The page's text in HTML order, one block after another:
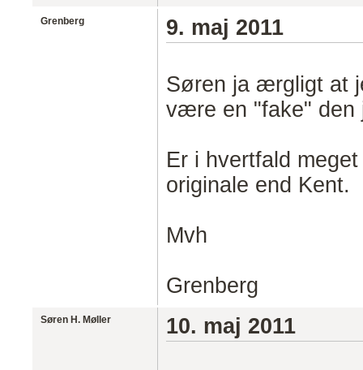
Grenberg 9. maj 2011
Søren ja ærgligt at
være en "fake" den
Er i hvertfald
originale end Kent.
Mvh
Grenberg
Søren H. Møller 10. maj 2011